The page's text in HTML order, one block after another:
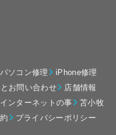
パソコン修理
iPhone修理
お問い合わせ
店舗情報
インターネットの事
苫小牧
プライバシーポリシー